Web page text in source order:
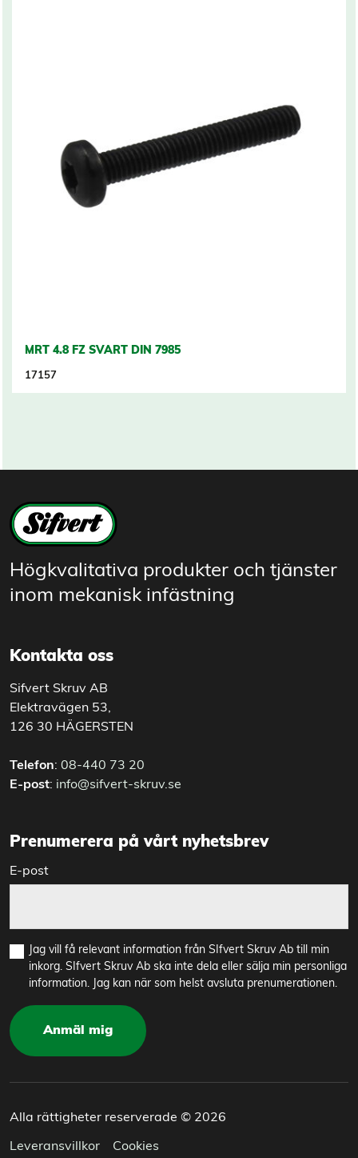
MRT 4.8 FZ SVART DIN 7985
17157
Högkvalitativa produkter och tjänster
inom mekanisk infästning
Kontakta oss
Sifvert Skruv AB
Elektravägen 53,
126 30 HÄGERSTEN
Telefon: 08-440 73 20
E-post: info@sifvert-skruv.se
Prenumerera på vårt nyhetsbrev
E-post
Jag vill få relevant information från SIfvert Skruv Ab till min
inkorg. SIfvert Skruv Ab ska inte dela eller sälja min personliga
information. Jag kan när som helst avsluta prenumerationen.
Anmäl mig
Alla rättigheter reserverade © 2026
Leveransvillkor Cookies